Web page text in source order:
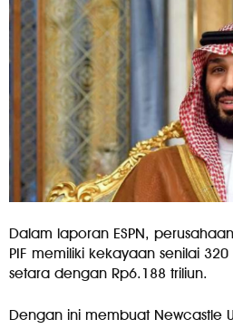
Dalam laporan ESPN,
PIF memiliki kekayaan senilai
setara dengan Rp6.188 triliun.
Dengan ini membuat Newcastle